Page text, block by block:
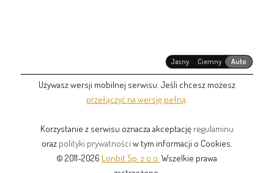
Jasny Ciemny Auto
Używasz wersji mobilnej serwisu. Jeśli chcesz możesz
przełączyć na wersję pełną
Korzystanie z serwisu oznacza akceptację regulaminu
oraz polityki prywatności w tym informacji o Cookies.
© 2011-2026 Lonbit Sp. z o.o. Wszelkie prawa